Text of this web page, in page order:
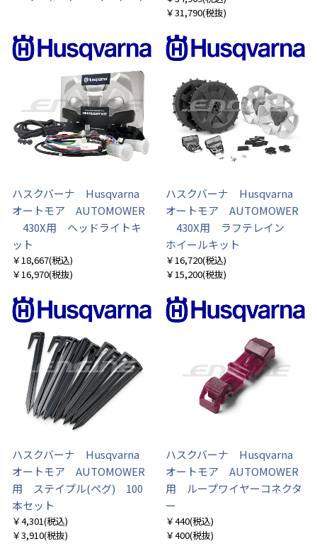
￥31,790(税抜)
ハスクバーナ Husqvarna
オートモア AUTOMOWER
430X用 ヘッドライトキ
ット
￥18,667(税込)
￥16,970(税抜)
ハスクバーナ Husqvarna
オートモア AUTOMOWER
430X用 ラフテレイン
ホイールキット
￥16,720(税込)
￥15,200(税抜)
ハスクバーナ Husqvarna
オートモア AUTOMOWER
用 ステイプル(ペグ) 100
本セット
￥4,301(税込)
￥3,910(税抜)
ハスクバーナ Husqvarna
オートモア AUTOMOWER
用 ループワイヤーコネクタ
ー
￥440(税込)
￥400(税抜)